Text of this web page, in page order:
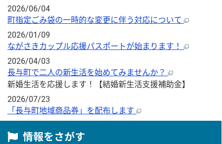
2026/06/04
町指定ごみ袋の一時的な変更に伴う対応について
2026/01/09
ながさきカップル応援パスポートが始まります！
2026/04/03
長与町で二人の新生活を始めてみませんか？
新婚生活を応援します！【結婚新生活支援補助金】
2026/07/23
「長与町地域商品券」を配布します
情報をさがす